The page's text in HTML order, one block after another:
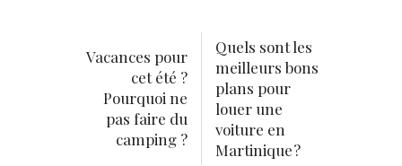
Vacances pour
cet été ?
Pourquoi ne
pas faire du
camping ?
Quels sont les
meilleurs bons
plans pour
louer une
voiture en
Martinique ?